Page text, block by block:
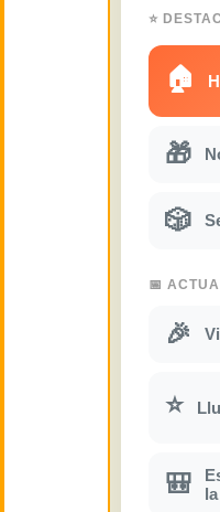
⭐
🏠
🎁
🎲
📅
🎉
⭐
🎒